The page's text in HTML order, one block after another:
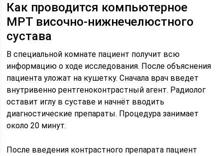
Как проводится компьютерное
МРТ височно-нижнечелюстного
сустава
В специальной комнате пациент получит всю
информацию о ходе исследования. После объяснения
пациента уложат на кушетку. Сначала врач введет
внутривенно рентгеноконтрастный агент. Радиолог
оставит иглу в суставе и начнёт вводить
диагностические препараты. Процедура занимает
около 20 минут.
После введения контрастного препарата пациент